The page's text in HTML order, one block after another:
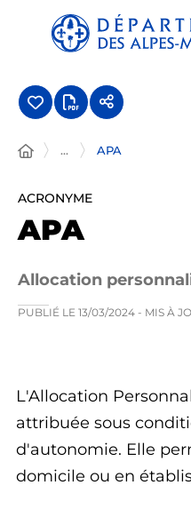
Panneau de gestion des
... APA
ACRONYME
APA
Allocation
PUBLIÉ LE 13/03/2024 - MIS À
L'Allocation
attribuée sous
d'autonomie. Elle
domicile ou en